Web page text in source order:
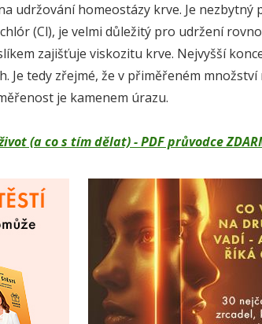
udržování homeostázy krve. Je nezbytný
(Cl), je velmi důležitý pro udržení
zajišťuje viskozitu krve. Nejvyšší
Je tedy zřejmé, že v přiměřeném
je kamenem úrazu.
(a co s tím dělat) - PDF průvodce